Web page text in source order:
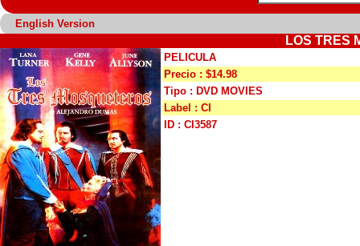
English Version
LOS TRES
PELICULA
Precio : $14.98
Tipo : DVD MOVIES
Label : CI
ID : CI3587